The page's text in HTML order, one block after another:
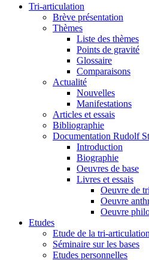
Tri-articulation
Brève présentation
Thèmes
Liste des thèmes
Points de gravité
Glossaire
Comparaisons
Actualité
Nouvelles
Manifestations
Articles et essais
Bibliographie
Documentation Rudolf
Introduction
Biographie
Oeuvres de base
Livres et essais
Oeuvre de
Oeuvre
Oeuvre
Etudes
Etude de la tri-
Séminaire sur les bases
Etudes personnelles